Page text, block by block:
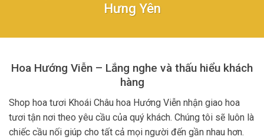
Hưng Yên
Hoa Hướng Viễn – Lắng nghe và thấu hiểu khách
hàng
Shop hoa tươi Khoái Châu hoa Hướng Viễn nhận giao hoa
tươi tận nơi theo yêu cầu của quý khách. Chúng tôi sẽ luôn là
chiếc cầu nối giúp cho tất cả mọi người đến gần nhau hơn.